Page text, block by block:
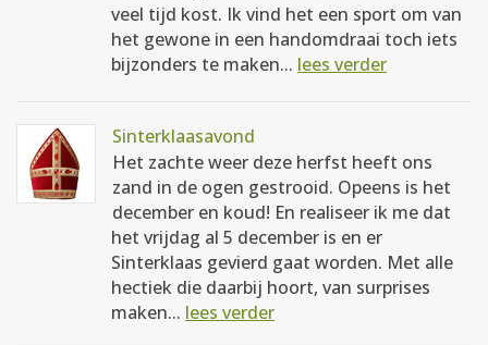
veel tijd kost. Ik vind het een sport om van
het gewone in een handomdraai toch iets
bijzonders te maken... lees verder
Sinterklaasavond
Het zachte weer deze herfst heeft ons
zand in de ogen gestrooid. Opeens is het
december en koud! En realiseer ik me dat
het vrijdag al 5 december is en er
Sinterklaas gevierd gaat worden. Met alle
hectiek die daarbij hoort, van surprises
maken... lees verder